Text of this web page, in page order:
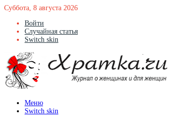
Суббота, 8 августа 2026
Войти
Случайная статья
Switch skin
Меню
Switch skin